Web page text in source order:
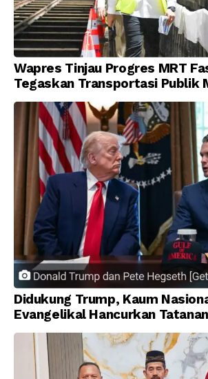
Wapres Tinjau Progres MRT
Tegaskan Transportasi Publik
Prioritas Nasional
Didukung Trump, Kaum
Evangelikal Hancurkan